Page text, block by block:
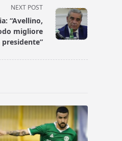
NEXT POST
“Avellino,
migliore
presidente”